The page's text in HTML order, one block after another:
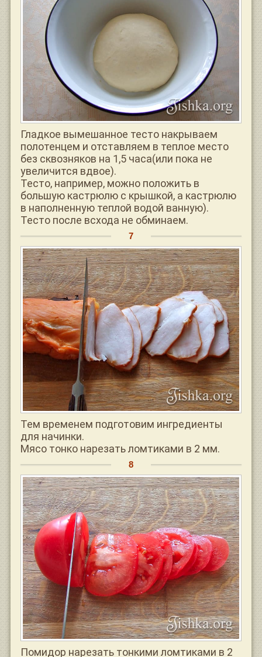
Гладкое вымешанное тесто накрываем
полотенцем и отставляем в теплое место
без сквозняков на 1,5 часа(или пока не
увеличится вдвое).
Тесто, например, можно положить в
большую кастрюлю с крышкой, а кастрюлю
в наполненную теплой водой ванную).
Тесто после всхода не обминаем.
Тем временем подготовим ингредиенты
для начинки.
Мясо тонко нарезать ломтиками в 2 мм.
Помидор нарезать тонкими ломтиками в 2